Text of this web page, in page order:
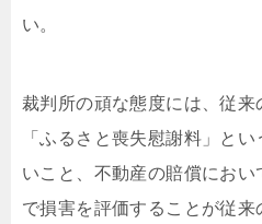
い。
裁判所の頑な態度には、従来
「ふるさと喪失慰謝料」と
いこと、不動産の賠償にお
で損害を評価することが従